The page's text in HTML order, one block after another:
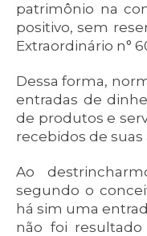
patrimônio na
positivo, sem
Extraordinário n°
Dessa forma,
entradas de
de produtos e
recebidos de suas
Ao
segundo o
há sim uma
não foi